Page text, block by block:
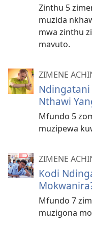
Zinthu 5
muzida
mwa zinthu
mavuto.
ZIMENE
Nthawi
Mfundo 5
muzipewa
ZIMENE
Kodi
Mfundo 7
muzigona